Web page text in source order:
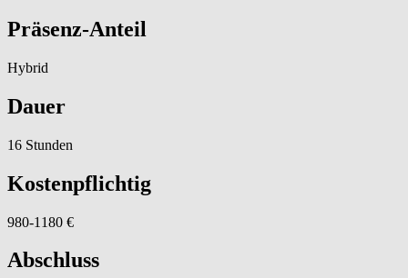
Präsenz-Anteil
Hybrid
Dauer
16 Stunden
Kostenpflichtig
980-1180 €
Abschluss